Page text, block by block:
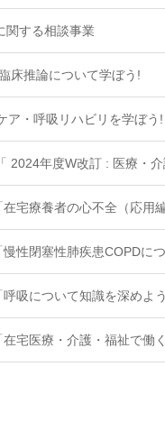
関する相談事業
床推論について学ぼう!
ア・呼吸リハビリを学ぼう
2024年度W改訂 : 医療・
宅療養者の心不全（応用編
性閉塞性肺疾患COPDに
吸について知識を深めよ
宅医療・介護・福祉で働